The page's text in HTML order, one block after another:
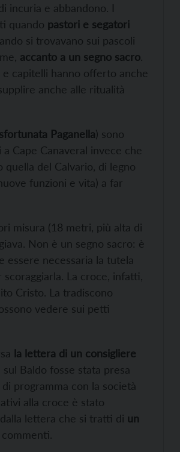
incuria e abbandono. I
quando pastori e segatori
si trovavano sui pascoli
accanto a un segno sacro.
e capitelli hanno offerto anche
anche alle ritualità
Paganella) sono
Cape Canaveral invece che
del Calvario, di legno
funzioni e vita) a far
misura (18 metri, più alta di
Non è un segno sacro: è
essere necessaria la tutela
scoraggiarla. La croce, infatti,
Cristo. La tradiscono
vedere sui petti
la lettera di un consigliere
Baldo fosse stata presa
programma con la società
alla croce è stato
lettera che si tratti di un